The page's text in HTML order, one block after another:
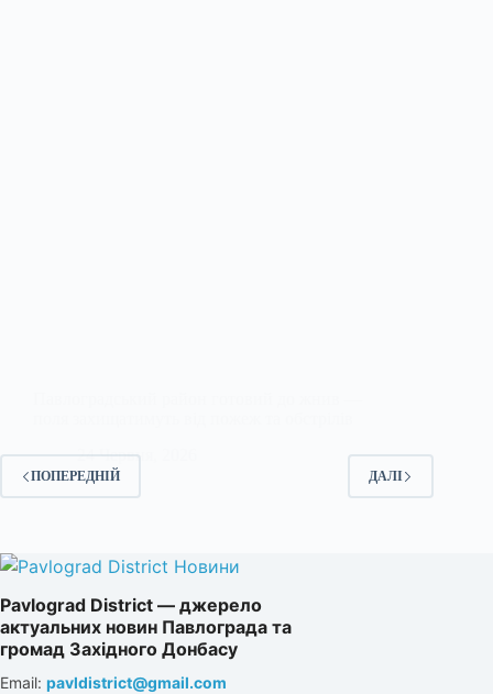
24 Червня, 2026
ПОПЕРЕДНІЙ ДАЛІ
Pavlograd District — джерело
актуальних новин Павлограда та
громад Західного Донбасу
Email: pavldistrict@gmail.com